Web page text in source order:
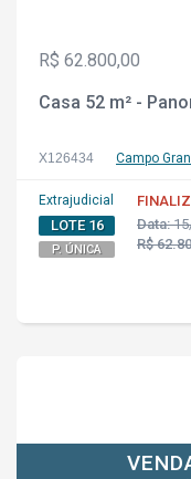
R$ 62.800,00
Casa 52 m² -
X126434 Campo
Extrajudicial
LOTE 16
P. ÚNICA
Data:
R$